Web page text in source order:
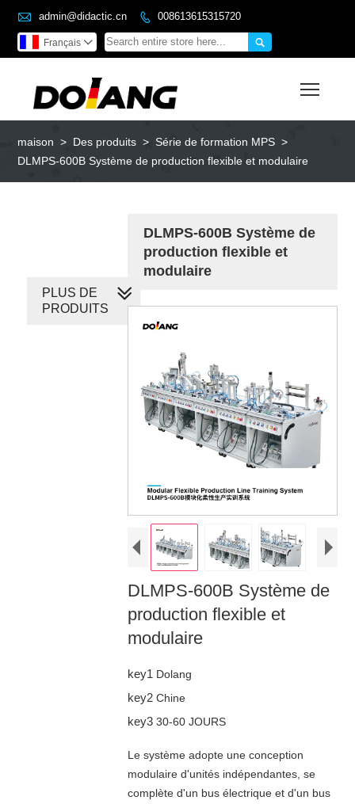
 admin@didactic.cn  008613615315720

Français 
maison > Des produits > Série de formation MPS >
DLMPS-600B Système de production flexible et modulaire
DLMPS-600B Système de
production flexible et
modulaire
DLMPS-600B Système de
production flexible et
modulaire
key1 Dolang
key2 Chine
key3 30-60 JOURS
Le système adopte une conception
modulaire d'unités indépendantes, se
complète d'un bus électrique et d'un bus
PLUS DE
PRODUITS